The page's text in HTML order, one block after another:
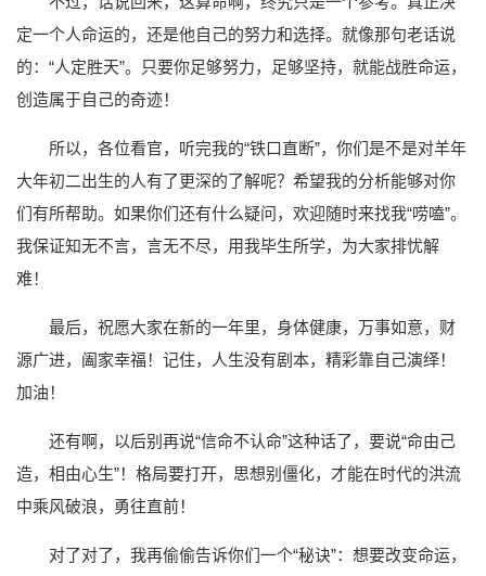
定一个人命运的，还是他自己的努力和选择。就像那句老话说
的：“人定胜天”。只要你足够努力，足够坚持，就能战胜命运，
创造属于自己的奇迹！
所以，各位看官，听完我的“铁口直断”，你们是不是对羊年
大年初二出生的人有了更深的了解呢？希望我的分析能够对你
们有所帮助。如果你们还有什么疑问，欢迎随时来找我“唠嗑”。
我保证知无不言，言无不尽，用我毕生所学，为大家排忧解
难！
最后，祝愿大家在新的一年里，身体健康，万事如意，财
源广进，阖家幸福！记住，人生没有剧本，精彩靠自己演绎！
加油！
还有啊，以后别再说“信命不认命”这种话了，要说“命由己
造，相由心生”！格局要打开，思想别僵化，才能在时代的洪流
中乘风破浪，勇往直前！
对了对了，我再偷偷告诉你们一个“秘诀”：想要改变命运，